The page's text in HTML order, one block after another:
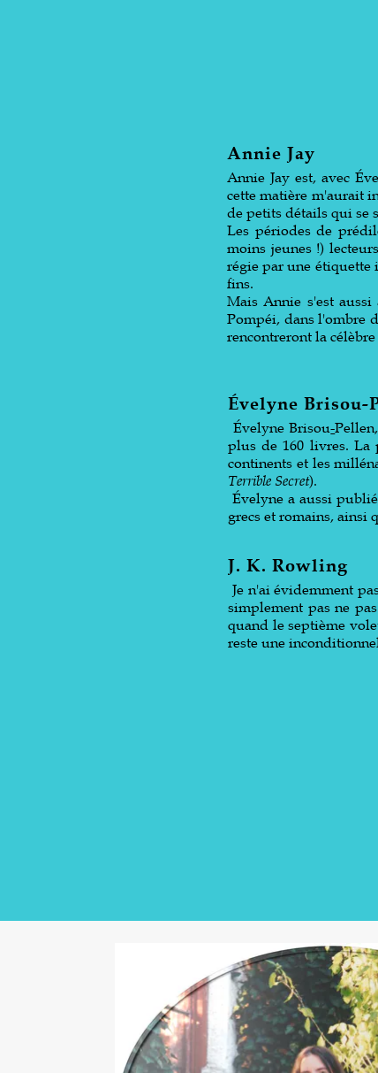
Annie Jay
Annie Jay est, avec
cette matière m'aurait
de petits détails qui se
Les périodes de
moins jeunes !)
régie par une
fins.
Mais Annie s'est
Pompéi, dans l'ombre
rencontreront la
Évelyne Brisou-
Évelyne Brisou-
plus de 160 livres. La
continents et les
Terrible Secret).
Évelyne a aussi
grecs et romains, ainsi
J. K. Rowling
Je n'ai évidemment
simplement pas ne
quand le septième
reste une